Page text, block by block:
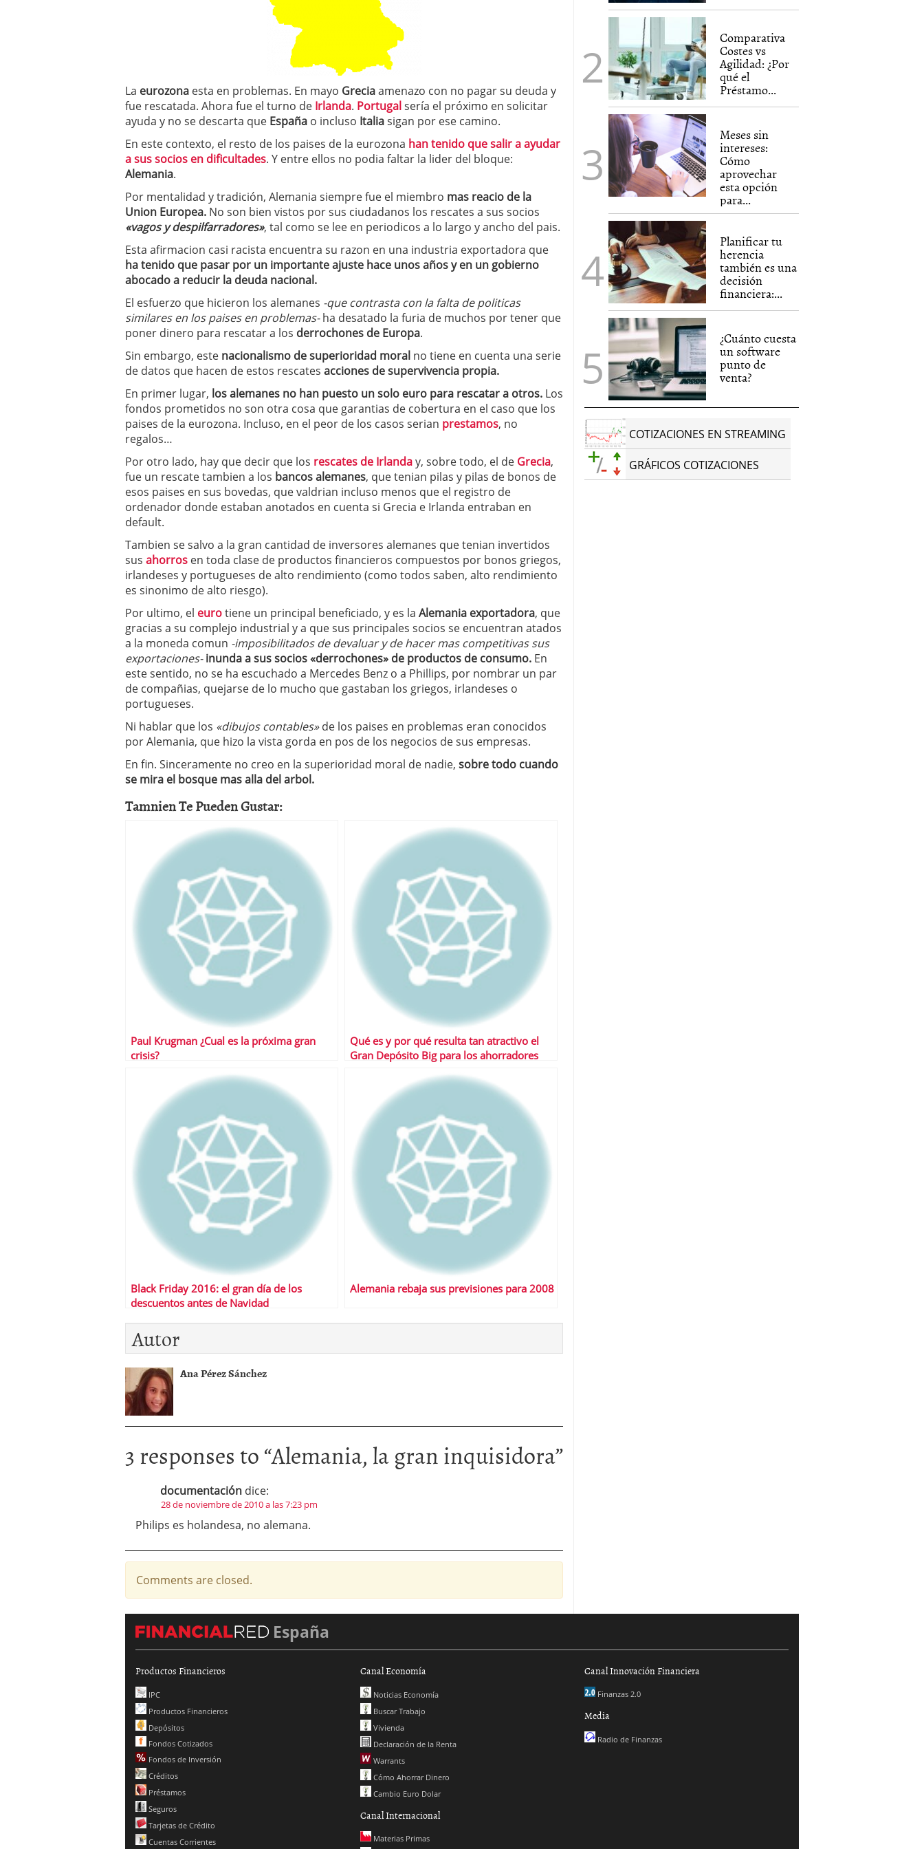
21 de noviembre de 2025
¿Cuánto cuesta un software punto de venta?
La eurozona esta en problemas. En mayo Greciaamenazo con no pagar su deuda y
fue rescatada. Ahora fue el turno de Irlanda. Portugalsería el próximo en solicitar
ayuda y no se descarta que España o incluso Italiasigan por ese camino.
En este contexto, el resto de los paises de la eurozona han tenido que salir a ayudar
a sus socios en dificultades. Y entre ellos no podia faltar la lider del bloque:
Alemania.
Por mentalidad y tradición, Alemania siempre fue el miembro mas reacio de la
Union Europea. No son bien vistos por sus ciudadanos los rescates a sus socios
«vagos y despilfarradores», tal como se lee en periodicos a lo largo y ancho del pais.
Esta afirmacion casi racista encuentra su razon en una industria exportadora que
ha tenido que pasar por un importante ajuste hace unos años y en un gobierno
abocado a reducir la deuda nacional.
El esfuerzo que hicieron los alemanes -que contrasta con la falta de politicas
similares en los paises en problemas-ha desatado la furia de muchos por tener que
poner dinero para rescatar a los derrochones de Europa.
Sin embargo, este nacionalismo de superioridad moral no tiene en cuenta una serie
de datos que hacen de estos rescates acciones de supervivencia propia.
En primer lugar, los alemanes no han puesto un solo euro para rescatar a otros. Los
fondos prometidos no son otra cosa que garantias de cobertura en el caso que los
paises de la eurozona. Incluso, en el peor de los casos serian prestamos, no
regalos…
Por otro lado, hay que decir que los rescates de Irlanday, sobre todo, el de Grecia,
fue un rescate tambien a los bancos alemanes, que tenian pilas y pilas de bonos de
esos paises en sus bovedas, que valdrian incluso menos que el registro de
ordenador donde estaban anotados en cuenta si Grecia e Irlanda entraban en
default.
Tambien se salvo a la gran cantidad de inversores alemanes que tenian invertidos
sus ahorros en toda clase de productos financieros compuestos por bonos griegos,
irlandeses y portugueses de alto rendimiento (como todos saben, alto rendimiento
es sinonimo de alto riesgo).
Por ultimo, el eurotiene un principal beneficiado, y es la Alemania exportadora, que
gracias a su complejo industrial y a que sus principales socios se encuentran atados
a la moneda comun -imposibilitados de devaluar y de hacer mas competitivas sus
exportaciones- inunda a sus socios «derrochones» de productos de consumo. En
este sentido, no se ha escuchado a Mercedes Benz o a Phillips, por nombrar un par
de compañias, quejarse de lo mucho que gastaban los griegos, irlandeses o
portugueses.
Ni hablar que los «dibujos contables»de los paises en problemas eran conocidos
por Alemania, que hizo la vista gorda en pos de los negocios de sus empresas.
En fin. Sinceramente no creo en la superioridad moral de nadie, sobre todo cuando
se mira el bosque mas alla del arbol.
Tamnien Te Pueden Gustar:
Paul Krugman ¿Cual es la próxima gran
crisis?
Qué es y por qué resulta tan atractivo el
Gran Depósito Big para los ahorradores
Black Friday 2016: el gran día de los
descuentos antes de Navidad
Alemania rebaja sus previsiones para 2008
Autor
Ana Pérez Sánchez
3 responses to “Alemania, la gran inquisidora”
documentación dice:
28 de noviembre de 2010 a las 7:23 pm
Philips es holandesa, no alemana.
Comments are closed.
Comparativa
Costes vs
Agilidad: ¿Por
qué el
Préstamo...
Meses sin
intereses:
Cómo
aprovechar
esta opción
para...
Planificar tu
herencia
también es una
decisión
financiera:...
¿Cuánto cuesta
un software
punto de
venta?
COTIZACIONES EN STREAMING
GRÁFICOS COTIZACIONES
España
Productos Financieros
IPC
Productos Financieros
Depósitos
Fondos Cotizados
Fondos de Inversión
Créditos
Préstamos
Seguros
Tarjetas de Crédito
Cuentas Corrientes
Canal Economía
Noticias Economía
Buscar Trabajo
Vivienda
Declaración de la Renta
Warrants
Cómo Ahorrar Dinero
Cambio Euro Dolar
Canal Internacional
Materias Primas
Canal Innovación Financiera
Finanzas 2.0
Media
Radio de Finanzas